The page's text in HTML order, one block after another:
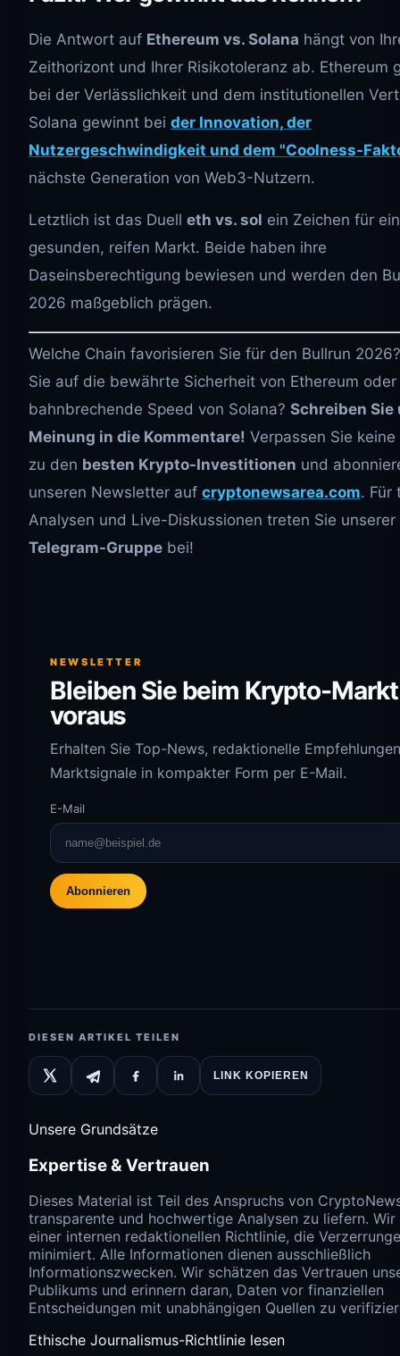
Die Antwort auf Ethereum vs. Solana hängt von
Zeithorizont und Ihrer Risikotoleranz ab. Ethereum
bei der Verlässlichkeit und dem institutionellen
Solana gewinnt bei der Innovation, der
Nutzergeschwindigkeit und dem "Coolness-
nächste Generation von Web3-Nutzern.
Letztlich ist das Duell eth vs. sol ein Zeichen für
gesunden, reifen Markt. Beide haben ihre
Daseinsberechtigung bewiesen und werden den
2026 maßgeblich prägen.
Welche Chain favorisieren Sie für den Bullrun
Sie auf die bewährte Sicherheit von Ethereum
bahnbrechende Speed von Solana? Schreiben Sie
Meinung in die Kommentare! Verpassen Sie
zu den besten Krypto-Investitionen und
unseren Newsletter auf cryptonewsarea.com. Für
Analysen und Live-Diskussionen treten Sie unserer
Telegram-Gruppe bei!
NEWSLETTER
Bleiben Sie beim Krypto-Markt
voraus
Erhalten Sie Top-News, redaktionelle
Marktsignale in kompakter Form per E-Mail.
E-Mail
Abonnieren
DIESEN ARTIKEL TEILEN
LINK KOPIEREN
Unsere Grundsätze
Expertise & Vertrauen
Dieses Material ist Teil des Anspruchs von
transparente und hochwertige Analysen zu liefern.
einer internen redaktionellen Richtlinie, die
minimiert. Alle Informationen dienen ausschließlich
Informationszwecken. Wir schätzen das Vertrauen
Publikums und erinnern daran, Daten vor finanziellen
Entscheidungen mit unabhängigen Quellen zu
Ethische Journalismus-Richtlinie lesen